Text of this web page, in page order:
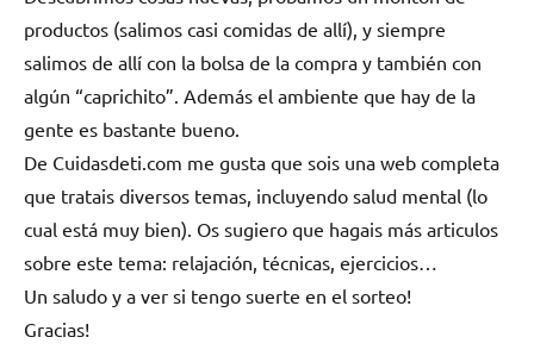
productos (salimos casi comidas de allí), y siempre
salimos de allí con la bolsa de la compra y también con
algún “caprichito”. Además el ambiente que hay de la
gente es bastante bueno.
De Cuidasdeti.com me gusta que sois una web completa
que tratais diversos temas, incluyendo salud mental (lo
cual está muy bien). Os sugiero que hagais más articulos
sobre este tema: relajación, técnicas, ejercicios…
Un saludo y a ver si tengo suerte en el sorteo!
Gracias!